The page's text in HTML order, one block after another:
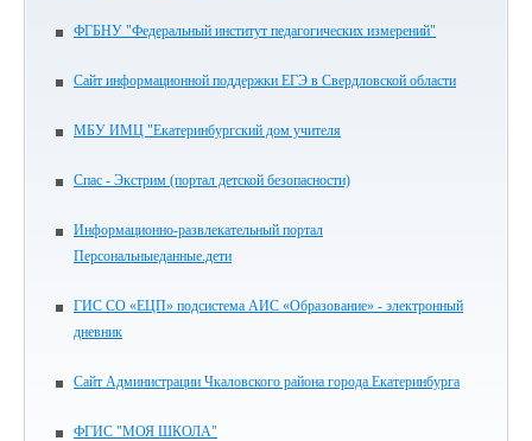
ФГБНУ "Федеральный институт педагогических измерений"
Сайт информационной поддержки ЕГЭ в Свердловской области
МБУ ИМЦ "Екатеринбургский дом учителя
Спас - Экстрим (портал детской безопасности)
Информационно-развлекательный портал
Персональныеданные.дети
ГИС СО «ЕЦП» подсистема АИС «Образование» - электронный
дневник
Сайт Администрации Чкаловского района города Екатеринбурга
ФГИС "МОЯ ШКОЛА"